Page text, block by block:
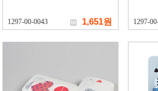
1297-00-0043 1,651원 1297-